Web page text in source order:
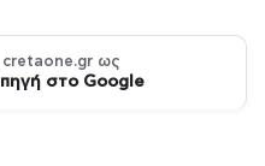
cretaone.gr ως
στο Google